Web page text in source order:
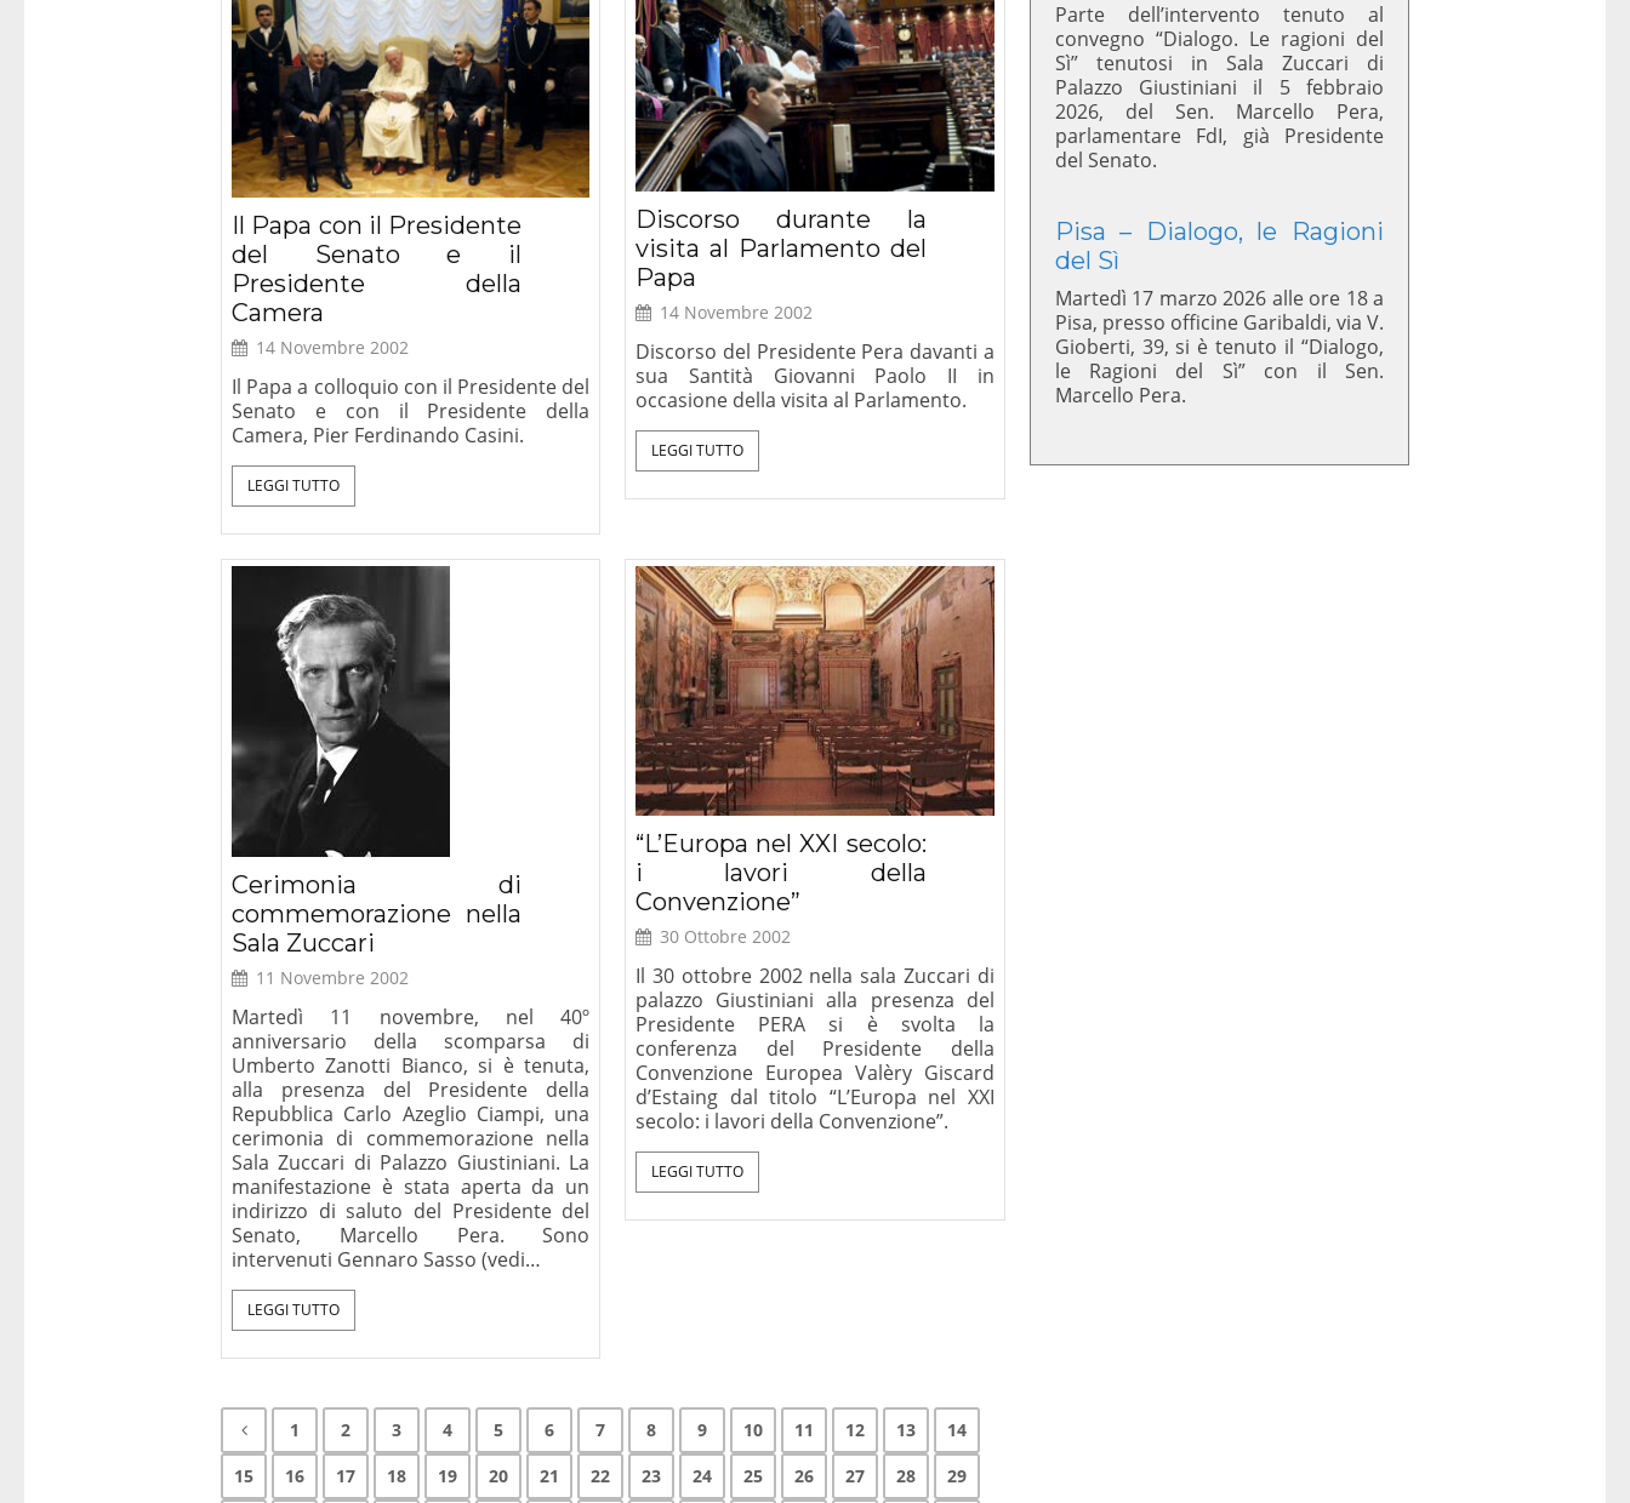
Il Papa con il Presidente
del Senato e il
Presidente della
Camera
14 Novembre 2002
Il Papa a colloquio con il Presidente del
Senato e con il Presidente della
Camera, Pier Ferdinando Casini.
LEGGI TUTTO
Discorso durante la
visita al Parlamento del
Papa
14 Novembre 2002
Discorso del Presidente Pera davanti a
sua Santità Giovanni Paolo II in
occasione della visita al Parlamento.
LEGGI TUTTO
Cerimonia di
commemorazione nella
Sala Zuccari
11 Novembre 2002
Martedì 11 novembre, nel 40º
anniversario della scomparsa di
Umberto Zanotti Bianco, si è tenuta,
alla presenza del Presidente della
Repubblica Carlo Azeglio Ciampi, una
cerimonia di commemorazione nella
Sala Zuccari di Palazzo Giustiniani. La
manifestazione è stata aperta da un
indirizzo di saluto del Presidente del
Senato, Marcello Pera. Sono
intervenuti Gennaro Sasso (vedi…
LEGGI TUTTO
“L’Europa nel XXI secolo:
i lavori della
Convenzione”
30 Ottobre 2002
Il 30 ottobre 2002 nella sala Zuccari di
palazzo Giustiniani alla presenza del
Presidente PERA si è svolta la
conferenza del Presidente della
Convenzione Europea Valèry Giscard
d’Estaing dal titolo “L’Europa nel XXI
secolo: i lavori della Convenzione”.
LEGGI TUTTO
1 2 3 4 5 6 7 8 9 10 11 12 13
14
15
16 17 18 19 20 21 22 23 24 25 26 27 28 29
Parte dell’intervento tenuto al
convegno “Dialogo. Le ragioni del
Sì” tenutosi in Sala Zuccari di
Palazzo Giustiniani il 5 febbraio
2026, del Sen. Marcello Pera,
parlamentare FdI, già Presidente
del Senato.
Pisa – Dialogo, le Ragioni
del Sì
Martedì 17 marzo 2026 alle ore 18 a
Pisa, presso officine Garibaldi, via V.
Gioberti, 39, si è tenuto il “Dialogo,
le Ragioni del Sì” con il Sen.
Marcello Pera.